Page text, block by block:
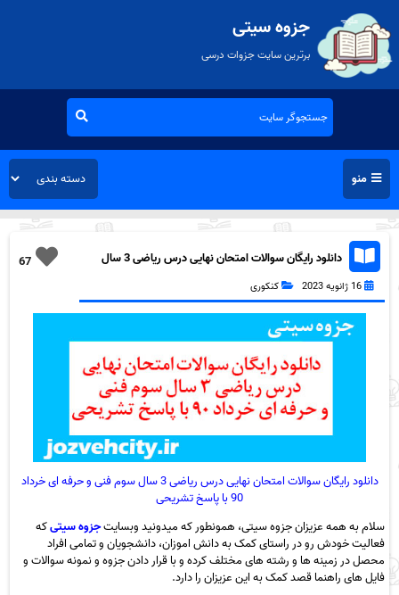
جزوه سیتی
برترین سایت جزوات درسی
منو
67
دانلود رایگان سوالات امتحان نهایی درس ریاضی 3 سال
pdf 16 ژانویه 2023 کنکوری
دانلود رایگان سوالات امتحان نهایی درس ریاضی 3 سال سوم فنی و حرفه ای خرداد
90 با پاسخ تشریحی
سلام به همه عزیزان جزوه سیتی، همونطور که میدونید وبسایتجزوه سیتیکه
فعالیت خودش رو در راستای کمک به دانش اموزان، دانشجویان و تمامی افراد
محصل در زمینه ها و رشته های مختلف کرده و با قرار دادن جزوه و نمونه سوالات و
فایل های راهنما قصد کمک به این عزیزان را دارد.